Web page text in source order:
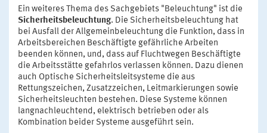
Ein weiteres Thema des Sachgebiets "Beleuchtung" ist die
Sicherheitsbeleuchtung. Die Sicherheitsbeleuchtung hat
bei Ausfall der Allgemeinbeleuchtung die Funktion, dass in
Arbeitsbereichen Beschäftigte gefährliche Arbeiten
beenden können, und, dass auf Fluchtwegen Beschäftigte
die Arbeitsstätte gefahrlos verlassen können. Dazu dienen
auch Optische Sicherheitsleitsysteme die aus
Rettungszeichen, Zusatzzeichen, Leitmarkierungen sowie
Sicherheitsleuchten bestehen. Diese Systeme können
langnachleuchtend, elektrisch betrieben oder als
Kombination beider Systeme ausgeführt sein.